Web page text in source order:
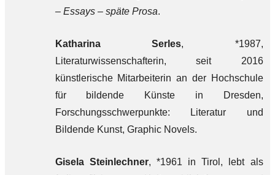
– Essays – späte Prosa.
Katharina Serles, *1987,
Literaturwissenschafterin, seit 2016
künstlerische Mitarbeiterin an der Hochschule
für bildende Künste in Dresden,
Forschungsschwerpunkte: Literatur und
Bildende Kunst, Graphic Novels.
Gisela Steinlechner, *1961 in Tirol, lebt als